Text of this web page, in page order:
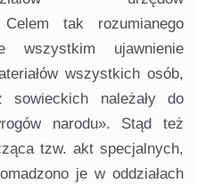
tak rozumianego
wszystkim ujawnienie
wszystkich osób,
sowieckich należały do
narodu». Stąd też
tzw. akt specjalnych,
je w oddziałach